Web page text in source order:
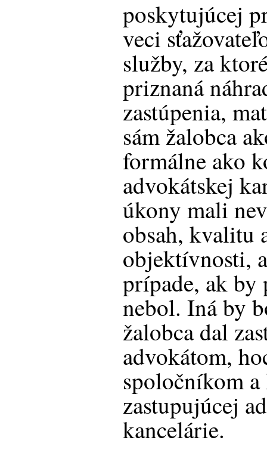
poskytujúcej
veci
služby, za
priznaná
zastúpenia,
sám žalobca
formálne ako
advokátskej
úkony mali
obsah, kvalitu
objektívnosti,
prípade, ak by
nebol. Iná by
žalobca dal
advokátom,
spoločníkom
zastupujúcej
kancelárie.